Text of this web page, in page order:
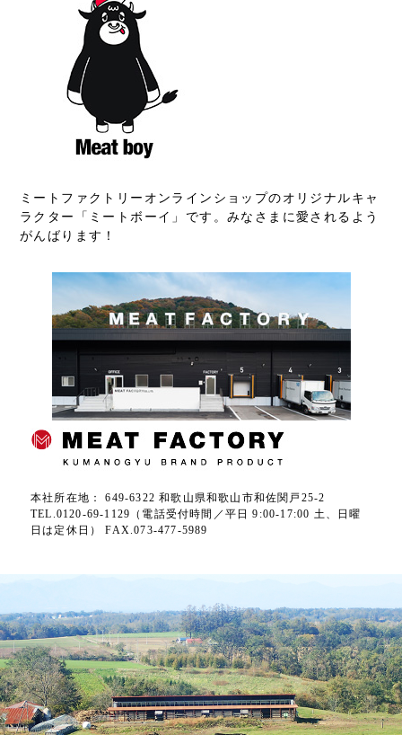
ミートファクトリーオンラインショップのオリジナルキャ
ラクター「ミートボーイ」です。みなさまに愛されるよう
がんばります！
本社所在地： 649-6322 和歌山県和歌山市和佐関戸25-2
TEL.0120-69-1129（電話受付時間／平日 9:00-17:00 土、日曜
日は定休日） FAX.073-477-5989